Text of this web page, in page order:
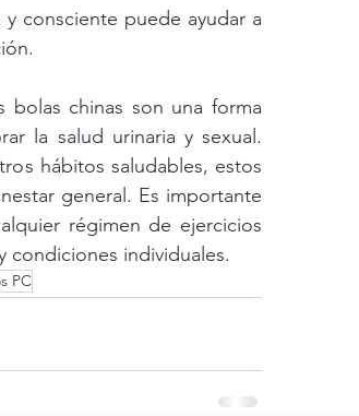
consciente puede ayudar a
chinas son una forma
la salud urinaria y sexual.
hábitos saludables, estos
general. Es importante
régimen de ejercicios
condiciones individuales.
PC